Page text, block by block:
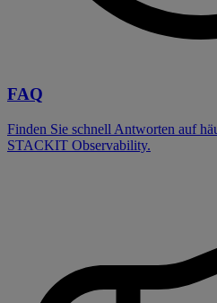
FAQ
Finden Sie schnell Antworten auf
STACKIT Observability.